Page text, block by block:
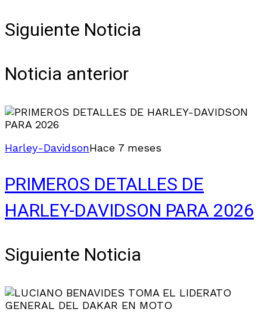
Siguiente Noticia
Noticia anterior
Harley-DavidsonHace 7 meses
PRIMEROS DETALLES DE
HARLEY-DAVIDSON PARA 2026
Siguiente Noticia